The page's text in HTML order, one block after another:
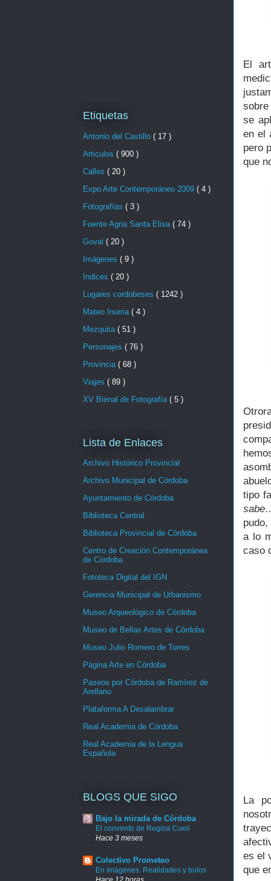
El
se
en el
pero
que
tipo
a lo
caso
La
es el
que
Etiquetas
Antonio del Castillo ( 17 )
Articulos ( 900 )
Calles ( 20 )
Expo Arte Contemporáneo 2009 ( 4 )
Fotografías ( 3 )
Fuente Agria Santa Elisa ( 74 )
Goval ( 20 )
Imágenes ( 9 )
Indices ( 20 )
Lugares cordobeses ( 1242 )
Mateo Inurria ( 4 )
Mezquita ( 51 )
Personajes ( 76 )
Provincia ( 68 )
Viajes ( 89 )
XV Bienal de Fotografía ( 5 )
Lista de Enlaces
Archivo Histórico Provincial
Archivo Municipal de Córdoba
Ayuntamiento de Córdoba
Biblioteca Central
Biblioteca Provincial de Córdoba
Centro de Creación Contemporánea
de Córdoba
Fototeca Digital del IGN
Gerencia Municipal de Urbanismo
Museo Arqueológico de Córdoba
Museo de Bellas Artes de Córdoba
Museo Julio Romero de Torres
Página Arte en Córdoba
Paseos por Córdoba de Ramírez de
Arellano
Plataforma A Desalambrar
Real Academia de Córdoba
Real Academia de la Lengua
Española
BLOGS QUE SIGO
Bajo la mirada de Córdoba
El convento de Regina Coeli
Hace 3 meses
Colectivo Prometeo
En Imágenes: Realidades y bulos